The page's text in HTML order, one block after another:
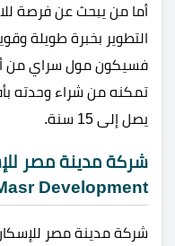
أما من يبحث عن فرصة
التطوير بخبرة طويلة
فسيكون مول سراي من
تمكنه من شراء وحدته
يصل إلى 15 سنة.
Development